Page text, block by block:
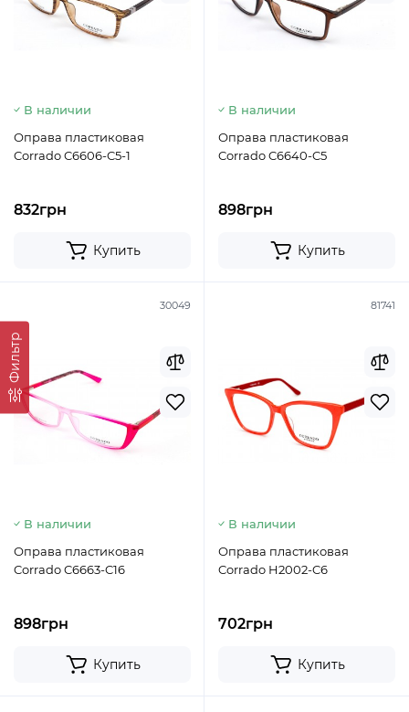
Фильтр
В наличии
Оправа пластиковая
Corrado C6606-C5-1
832грн
Купить
В наличии
Оправа пластиковая
Corrado C6640-C5
898грн
Купить
30049
В наличии
Оправа пластиковая
Corrado C6663-C16
898грн
Купить
81741
В наличии
Оправа пластиковая
Corrado H2002-C6
702грн
Купить